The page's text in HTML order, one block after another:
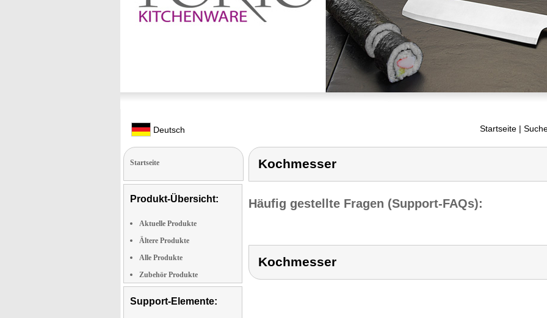
Deutsch Startseite |
Startseite
Produkt-Übersicht:
Aktuelle Produkte
Ältere Produkte
Alle Produkte
Zubehör Produkte
Support-Elemente:
Kochmesser
Häufig gestellte Fragen (Support-FAQs):
Kochmesser